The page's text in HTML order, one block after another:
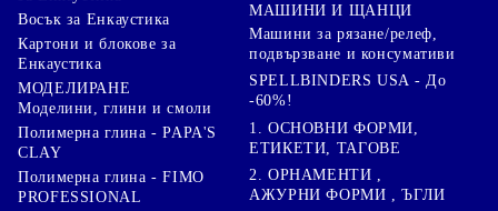
Восък за Енкаустика
Картони и блокове за
Енкаустика
МОДЕЛИРАНЕ
Моделини, глини и смоли
Полимерна глина - PAPA'S
CLAY
Полимерна глина - FIMO
PROFESSIONAL
МАШИНИ И ЩАНЦИ
Машини за рязане/релеф,
подвързване и консумативи
SPELLBINDERS USA - До
-60%!
1. ОСНОВНИ ФОРМИ,
ЕТИКЕТИ, ТАГОВЕ
2. ОРНАМЕНТИ ,
АЖУРНИ ФОРМИ , ЪГЛИ